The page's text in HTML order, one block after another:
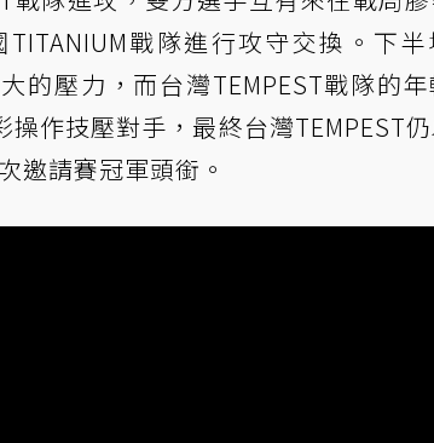
戰隊進行攻守交換。下
的壓力，而台灣TEMPEST戰隊的
作技壓對手，最終台灣TEMPEST
邀請賽冠軍頭銜。